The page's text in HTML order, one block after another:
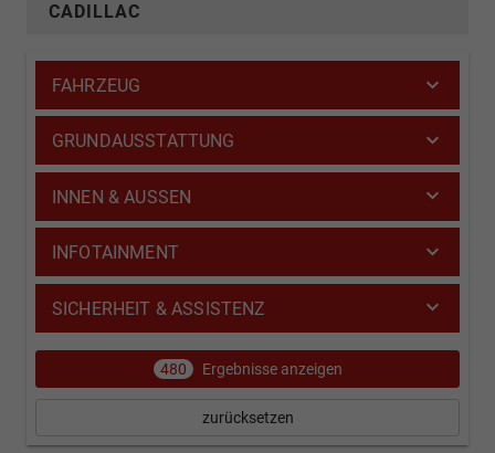
CADILLAC
FAHRZEUG
GRUNDAUSSTATTUNG
INNEN & AUSSEN
INFOTAINMENT
SICHERHEIT & ASSISTENZ
480 Ergebnisse anzeigen
zurücksetzen